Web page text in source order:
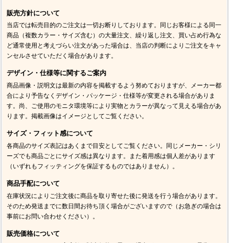
販売方針について
当店では転売目的のご注文は一切お断りしております。同じお客様による同一
商品（複数カラー・サイズ含む）の大量注文、繰り返し注文、買い占め行為な
ど通常使用と考えづらい注文があった場合は、当店の判断によりご注文をキャ
ンセルさせていただく場合があります。
デザイン・仕様等に関するご案内
商品画像・説明文は最新の内容を掲載するよう努めておりますが、メーカー都
合により予告なくデザイン・パッケージ・仕様等が変更される場合がありま
す。尚、ご使用のモニタ環境等により実物とカラーが異なって見える場合があ
ります。掲載画像はイメージとしてご覧ください。
サイズ・フィット感について
各商品のサイズ表記はあくまで目安としてご覧ください。同じメーカー・シリ
ーズでも商品ごとにサイズ感は異なります。また着用感は個人差があります
（いずれもフィッティングを保証するものではありません）。
商品手配について
在庫状況によりご注文後に商品を取り寄せた後に発送を行う場合があります。
そのため発送までに数日間お待ち頂く場合がございますので（お急ぎの場合は
事前にお問い合わせください）。
販売価格について